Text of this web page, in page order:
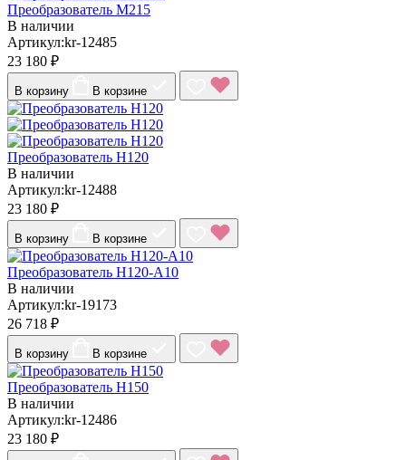
Преобразователь М215
В наличии
Артикул:kr-12485
23 180 ₽
В корзину В корзине
Преобразователь Н120
В наличии
Артикул:kr-12488
23 180 ₽
В корзину В корзине
Преобразователь Н120-A10
В наличии
Артикул:kr-19173
26 718 ₽
В корзину В корзине
Преобразователь Н150
В наличии
Артикул:kr-12486
23 180 ₽